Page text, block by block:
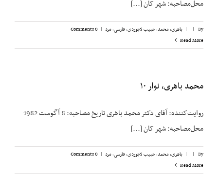
محل‌مصاحبه: شهر کان [...]
By
|
| باهری، محمد,حبیب لاجوردی,فارسی,مرد |
0 Comments
Read More
محمد باهری، نوار ۱۰
روایت‌کننده: آقای دکتر محمد باهری تاریخ مصاحبه: 8 آگوست 1982
محل‌مصاحبه: شهر کان [...]
By
|
| باهری، محمد,حبیب لاجوردی,فارسی,مرد |
0 Comments
Read More